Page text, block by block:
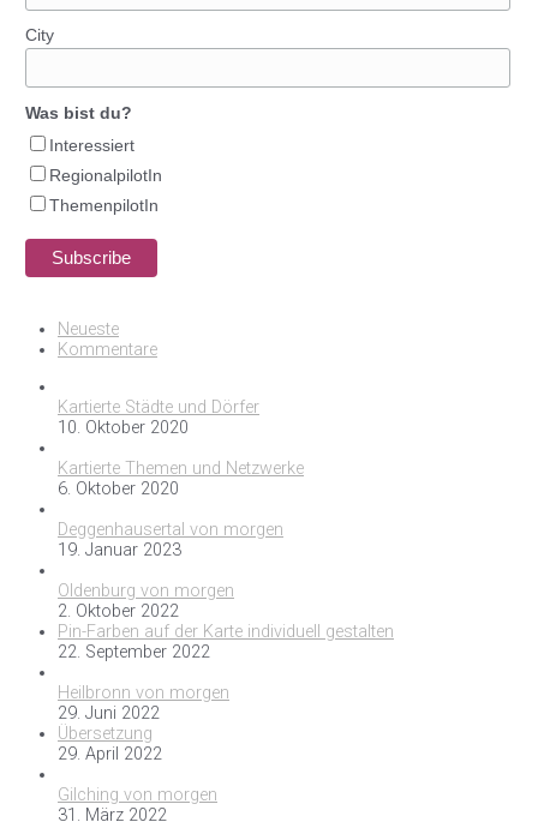
City
Was bist du?
Interessiert
RegionalpilotIn
ThemenpilotIn
Neueste
Kommentare
Kartierte Städte und Dörfer
10. Oktober 2020
Kartierte Themen und Netzwerke
6. Oktober 2020
Deggenhausertal von morgen
19. Januar 2023
Oldenburg von morgen
2. Oktober 2022
Pin-Farben auf der Karte individuell gestalten
22. September 2022
Heilbronn von morgen
29. Juni 2022
Übersetzung
29. April 2022
Gilching von morgen
31. März 2022